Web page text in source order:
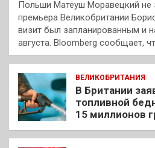
Польши Матеуш Моравецкий не
премьера Великобритании
визит был запланированным и
августа. Bloomberg сообщает,
ВЕЛИКОБРИТАНИЯ
В Британии
топливной
15 миллионов